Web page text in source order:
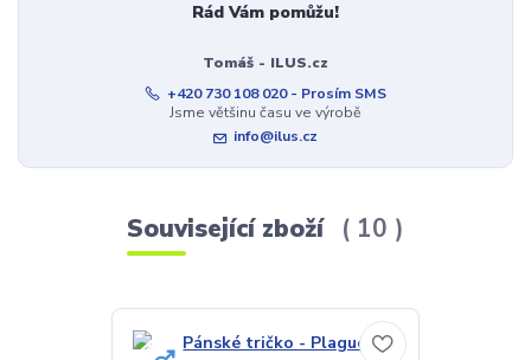
Rád Vám pomůžu!
Tomáš - ILUS.cz
+420 730 108 020 - Prosím SMS
Jsme většinu času ve výrobě
info@ilus.cz
Související zboží 10